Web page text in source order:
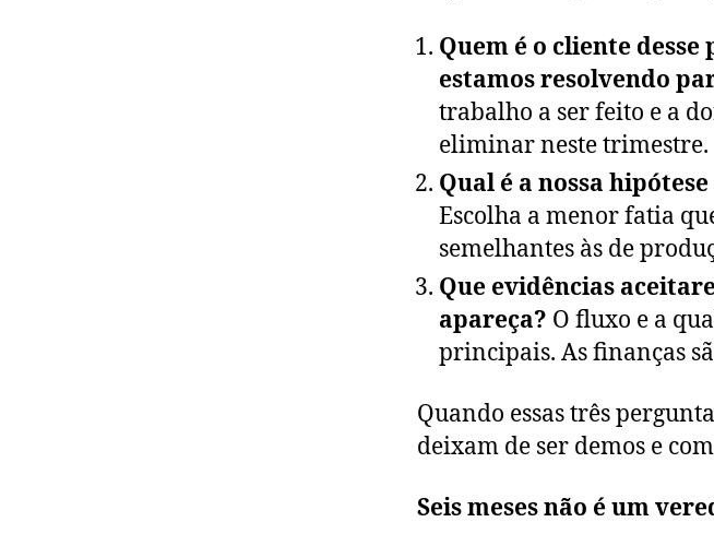
Quem é o cliente
estamos resolvendo
trabalho a ser feito e a
eliminar neste trimestre.
Qual é a nossa
Escolha a menor fatia
semelhantes às de
Que evidências
apareça? O fluxo e a
principais. As finanças
Quando essas três
deixam de ser demos e
Seis meses não é um